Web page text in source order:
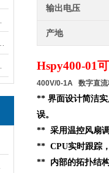
输出电压
产地
Hspy400-01
400V/0-1A 数字直流
** 界面设计简洁
误。
** 采用温控风扇
** CPU实时跟踪
** 内部的拓扑结